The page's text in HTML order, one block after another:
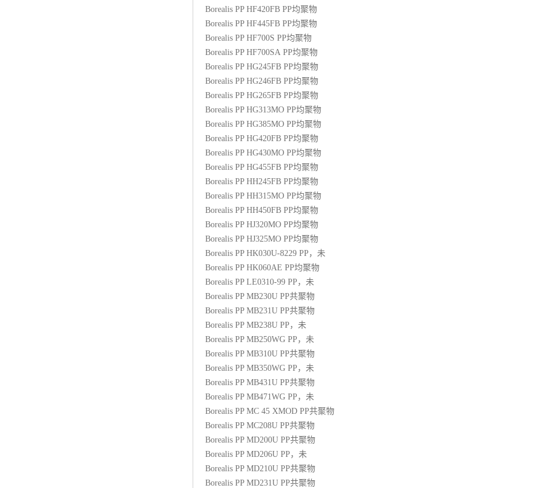
Borealis PP HF420FB PP均聚物
Borealis PP HF445FB PP均聚物
Borealis PP HF700S PP均聚物
Borealis PP HF700SA PP均聚物
Borealis PP HG245FB PP均聚物
Borealis PP HG246FB PP均聚物
Borealis PP HG265FB PP均聚物
Borealis PP HG313MO PP均聚物
Borealis PP HG385MO PP均聚物
Borealis PP HG420FB PP均聚物
Borealis PP HG430MO PP均聚物
Borealis PP HG455FB PP均聚物
Borealis PP HH245FB PP均聚物
Borealis PP HH315MO PP均聚物
Borealis PP HH450FB PP均聚物
Borealis PP HJ320MO PP均聚物
Borealis PP HJ325MO PP均聚物
Borealis PP HK030U-8229 PP ，未
Borealis PP HK060AE PP均聚物
Borealis PP LE0310-99 PP ，未
Borealis PP MB230U PP共聚物
Borealis PP MB231U PP共聚物
Borealis PP MB238U PP ，未
Borealis PP MB250WG PP ，未
Borealis PP MB310U PP共聚物
Borealis PP MB350WG PP ，未
Borealis PP MB431U PP共聚物
Borealis PP MB471WG PP ，未
Borealis PP MC 45 XMOD PP共聚物
Borealis PP MC208U PP共聚物
Borealis PP MD200U PP共聚物
Borealis PP MD206U PP ，未
Borealis PP MD210U PP共聚物
Borealis PP MD231U PP共聚物